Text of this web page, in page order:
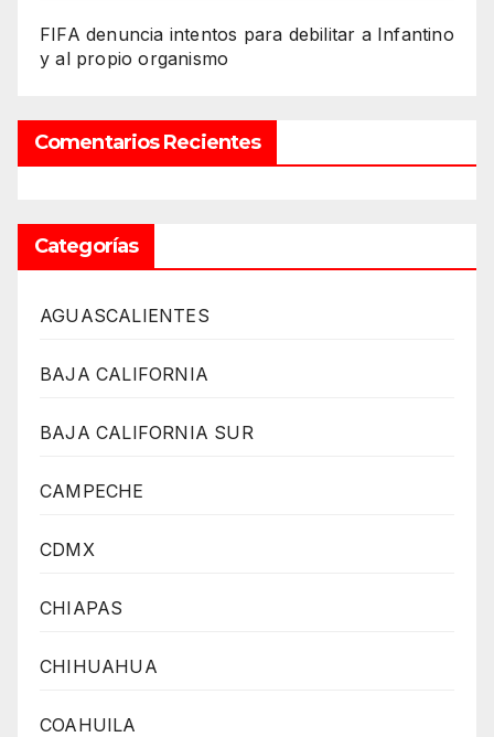
FIFA denuncia intentos para debilitar a Infantino
y al propio organismo
Comentarios Recientes
Categorías
AGUASCALIENTES
BAJA CALIFORNIA
BAJA CALIFORNIA SUR
CAMPECHE
CDMX
CHIAPAS
CHIHUAHUA
COAHUILA